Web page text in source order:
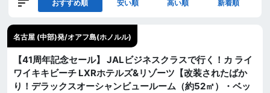
おすすめ順 安い順 高い順 新着順
名古屋 (中部)発/オアフ島(ホノルル)
【41周年記念セール】 JALビジネスクラスで行く！カ ライ
ワイキキビーチ LXRホテルズ&リゾーツ【改装されたばか
り！デラックスオーシャンビュールーム（約52㎡）・ベッ